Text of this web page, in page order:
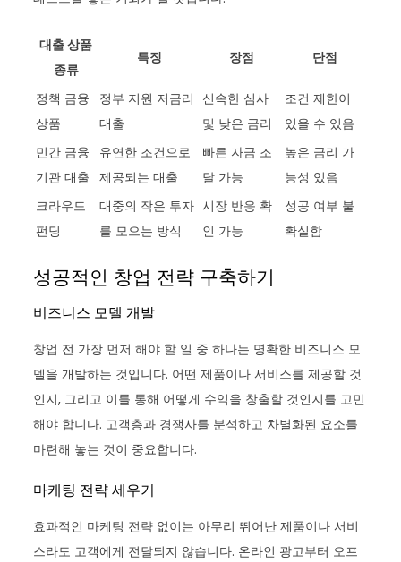
대출 상품
종류
특징 장점 단점
정책 금융
상품
정부 지원 저금리
대출
신속한 심사
및 낮은 금리
조건 제한이
있을 수 있음
민간 금융
기관 대출
유연한 조건으로
제공되는 대출
빠른 자금 조
달 가능
높은 금리 가
능성 있음
크라우드
펀딩
대중의 작은 투자
를 모으는 방식
시장 반응 확
인 가능
성공 여부 불
확실함
성공적인 창업 전략 구축하기
비즈니스 모델 개발
창업 전 가장 먼저 해야 할 일 중 하나는 명확한 비즈니스 모
델을 개발하는 것입니다. 어떤 제품이나 서비스를 제공할 것
인지, 그리고 이를 통해 어떻게 수익을 창출할 것인지를 고민
해야 합니다. 고객층과 경쟁사를 분석하고 차별화된 요소를
마련해 놓는 것이 중요합니다.
마케팅 전략 세우기
효과적인 마케팅 전략 없이는 아무리 뛰어난 제품이나 서비
스라도 고객에게 전달되지 않습니다. 온라인 광고부터 오프